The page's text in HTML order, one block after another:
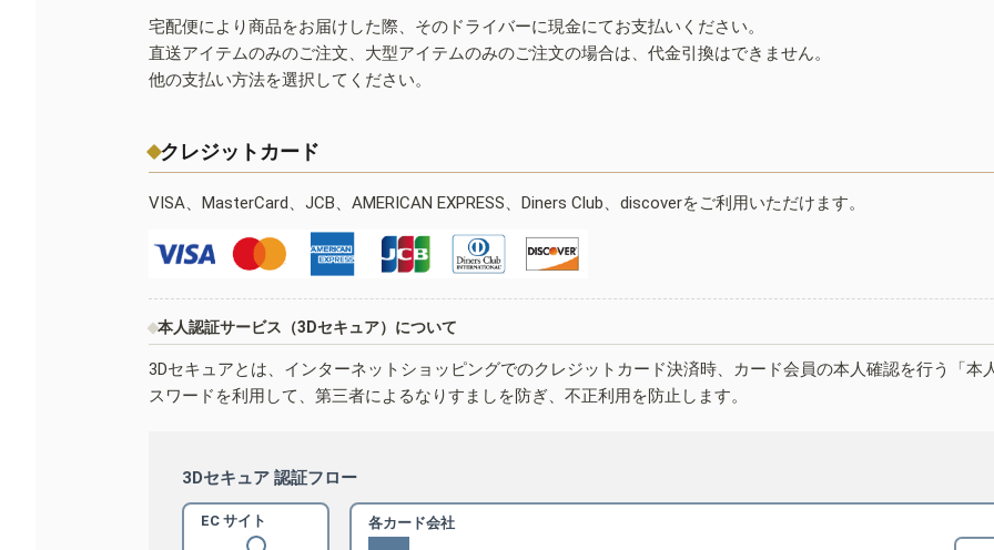
宅配便により商品をお届けした際、そのドライバーに現金にてお支払いください。
直送アイテムのみのご注文、大型アイテムのみのご注文の場合は、代金引換はできません。
他の支払い方法を選択してください。
クレジットカード
VISA、MasterCard、JCB、AMERICAN EXPRESS、Diners Club、discoverをご利用いただけます。
本人認証サービス（3Dセキュア）について
3Dセキュアとは、インターネットショッピングでのクレジットカード決済時、カード会員の本人確認を行う「
スワードを利用して、第三者によるなりすましを防ぎ、不正利用を防止します。
3Dセキュア 認証フロー
EC サイト 各カード会社